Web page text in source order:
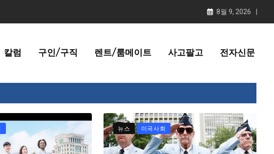
8월 9, 2026
칼럼 구인/구직 렌트/룸메이트 사고팔고 전자신문
뉴스 미국사회